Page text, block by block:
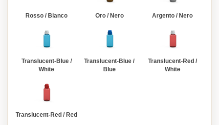
Rosso / Bianco Oro / Nero Argento / Nero
Translucent-Blue /
White
Translucent-Blue /
Blue
Translucent-Red /
White
Translucent-Red / Red